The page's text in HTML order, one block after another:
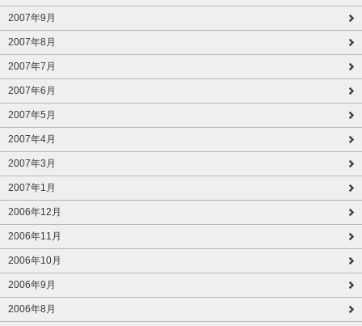
2007年9月
2007年8月
2007年7月
2007年6月
2007年5月
2007年4月
2007年3月
2007年1月
2006年12月
2006年11月
2006年10月
2006年9月
2006年8月